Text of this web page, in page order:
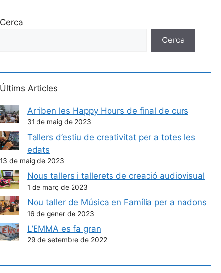
Cerca
Cerca
Últims Articles
Arriben les Happy Hours de final de curs
31 de maig de 2023
Tallers d’estiu de creativitat per a totes les
edats
13 de maig de 2023
Nous tallers i tallerets de creació audiovisual
1 de març de 2023
Nou taller de Música en Família per a nadons
16 de gener de 2023
L’EMMA es fa gran
29 de setembre de 2022